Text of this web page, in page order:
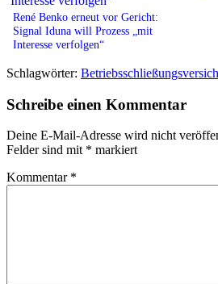
René Benko erneut vor Gericht:
Signal Iduna will Prozess „mit
Interesse verfolgen“
Schlagwörter:
Schreibe einen Kommentar
Deine E-Mail-Adresse wird nicht
Felder sind mit * markiert
Kommentar *